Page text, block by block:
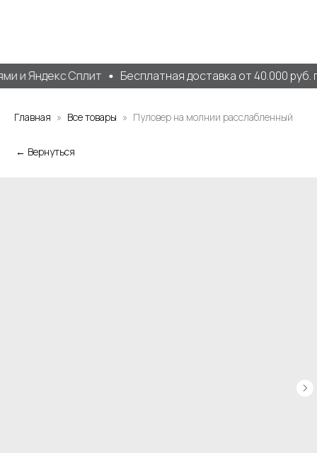
и Яндекс Сплит Бесплатная доставка от 40.000 руб.
Главная Все товары Пуловер на молнии расслабленный
← Вернуться